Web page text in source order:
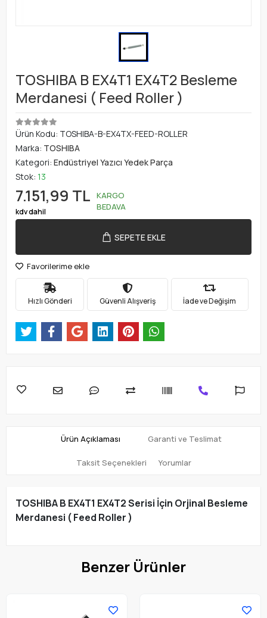
TOSHIBA B EX4T1 EX4T2 Besleme
Merdanesi ( Feed Roller )
Ürün Kodu: TOSHIBA-B-EX4TX-FEED-ROLLER
Marka: TOSHIBA
Kategori: Endüstriyel Yazıcı Yedek Parça
Stok: 13
7.151,99 TL
kdv dahil
KARGO
BEDAVA
SEPETE EKLE
Favorilerime ekle
Hızlı Gönderi Güvenli Alışveriş İade ve Değişim
Ürün Açıklaması Garanti ve Teslimat
Taksit Seçenekleri Yorumlar
TOSHIBA B EX4T1 EX4T2 Serisi İçin Orjinal Besleme
Merdanesi ( Feed Roller )
Benzer Ürünler